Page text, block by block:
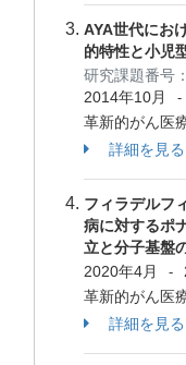
AYA世代にお
的特性と小児
研究課題番号：
2014年10月
-
革新的がん医
詳細を見る
フィラデルフ
病に対するポ
立と分子基盤
2020年4月
-
革新的がん医
詳細を見る